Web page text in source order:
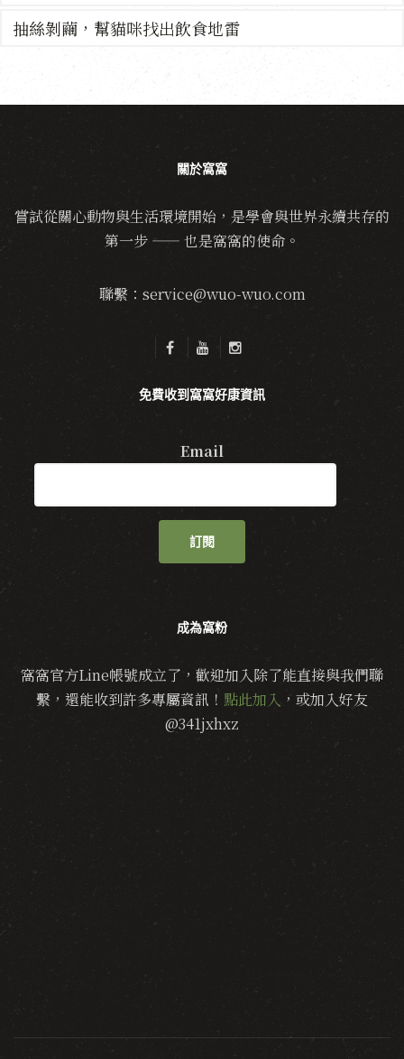
抽絲剝繭，幫貓咪找出飲食地雷
關於窩窩
嘗試從關心動物與生活環境開始，是學會與世界永續共存的
第一步 —— 也是窩窩的使命。
聯繫：service@wuo-wuo.com
免費收到窩窩好康資訊
Email
訂閱
成為窩粉
窩窩官方Line帳號成立了，歡迎加入除了能直接與我們聯
繫，還能收到許多專屬資訊！ 點此加入 ，或加入好友
@341jxhxz